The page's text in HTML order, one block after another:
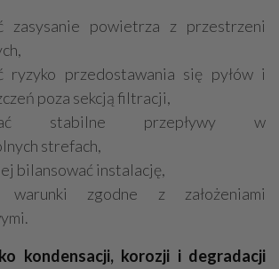
zasysanie powietrza z przestrzeni
ryzyko przedostawania się pyłów i
poza sekcją filtracji,
stabilne przepływy w
strefach,
bilansować instalację,
warunki zgodne z założeniami
kondensacji, korozji i degradacji